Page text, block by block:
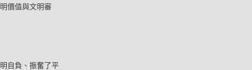
價值與文明審
自負、振奮了平